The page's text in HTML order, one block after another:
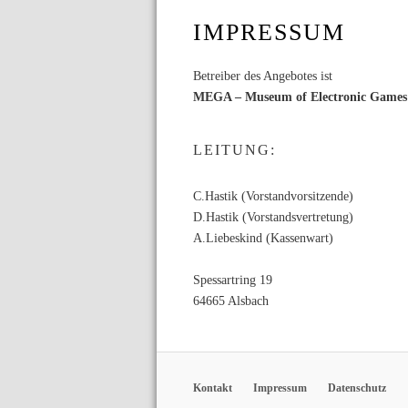
IMPRESSUM
Betreiber des Angebotes ist
MEGA – Museum of Electronic
LEITUNG:
C.Hastik (Vorstandvorsitzende)
D.Hastik (Vorstandsvertretung)
A.Liebeskind (Kassenwart)
Spessartring 19
64665 Alsbach
Kontakt Impressum Datenschutz